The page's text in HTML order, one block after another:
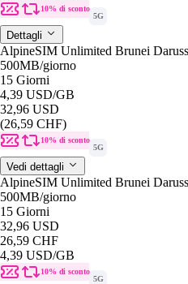
10% di sconto
5G
Dettagli
AlpineSIM Unlimited Brunei
500MB/giorno
15 Giorni
4,39 USD/GB
32,96 USD
(26,59 CHF)
10% di sconto
5G
Vedi dettagli
AlpineSIM Unlimited Brunei
500MB/giorno
15 Giorni
32,96 USD
26,59 CHF
4,39 USD/GB
10% di sconto
5G